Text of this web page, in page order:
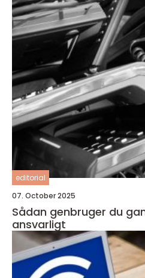
editorial
07. October 2025
Sådan genbruger du
ansvarligt